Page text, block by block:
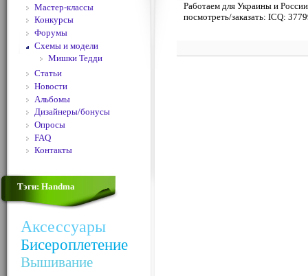
Мастер-классы
Конкурсы
Форумы
Схемы и модели
Мишки Тедди
Статьи
Новости
Альбомы
Дизайнеры/бонусы
Опросы
FAQ
Контакты
Тэги: Handma
Аксессуары
Бисероплетение
Вышивание
Работаем для Украины и
посмотреть/заказать: ICQ: